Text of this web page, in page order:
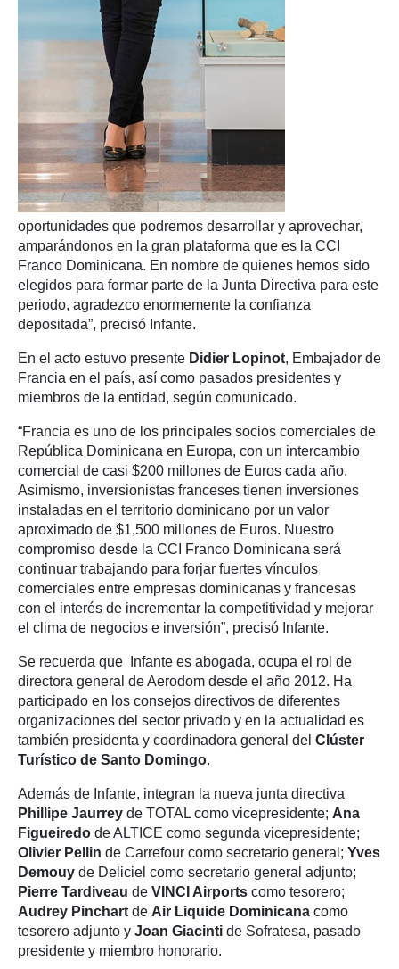
oportunidades que podremos desarrollar y aprovechar,
amparándonos en la gran plataforma que es la CCI
Franco Dominicana. En nombre de quienes hemos sido
elegidos para formar parte de la Junta Directiva para este
periodo, agradezco enormemente la confianza
depositada”, precisó Infante.
En el acto estuvo presente Didier Lopinot, Embajador de
Francia en el país, así como pasados presidentes y
miembros de la entidad, según comunicado.
“Francia es uno de los principales socios comerciales de
República Dominicana en Europa, con un intercambio
comercial de casi $200 millones de Euros cada año.
Asimismo, inversionistas franceses tienen inversiones
instaladas en el territorio dominicano por un valor
aproximado de $1,500 millones de Euros. Nuestro
compromiso desde la CCI Franco Dominicana será
continuar trabajando para forjar fuertes vínculos
comerciales entre empresas dominicanas y francesas
con el interés de incrementar la competitividad y mejorar
el clima de negocios e inversión”, precisó Infante.
Se recuerda que Infante es abogada, ocupa el rol de
directora general de Aerodom desde el año 2012. Ha
participado en los consejos directivos de diferentes
organizaciones del sector privado y en la actualidad es
también presidenta y coordinadora general del Clúster
Turístico de Santo Domingo.
Además de Infante, integran la nueva junta directiva
Phillipe Jaurrey de TOTAL como vicepresidente; Ana
Figueiredo de ALTICE como segunda vicepresidente;
Olivier Pellin de Carrefour como secretario general; Yves
Demouy de Deliciel como secretario general adjunto;
Pierre Tardiveau de VINCI Airports como tesorero;
Audrey Pinchart de Air Liquide Dominicana como
tesorero adjunto y Joan Giacinti de Sofratesa, pasado
presidente y miembro honorario.